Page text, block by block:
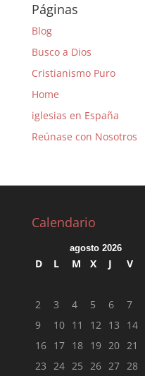
Páginas
Blog
Busco a Dios
Cristianismo Puro
Home
iglesias en España
Reúnase con Nosotros
Calendario
agosto 2026
D L M X J V
2
3 4 5 6 7
9
10 11 12 13 14
16 17 18 19 20 21
23 24 25 26 27 28